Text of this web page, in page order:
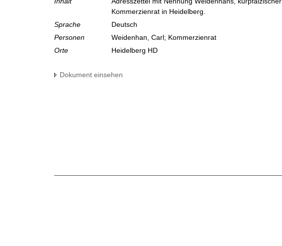
Kommerzienrat in Heidelberg.
Sprache
Deutsch
Personen
Weidenhan, Carl; Kommerzienrat
Orte
Heidelberg HD
Dokument einsehen